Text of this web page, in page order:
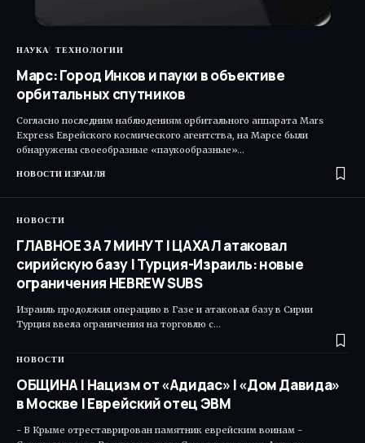
НАУКА ТЕХНОЛОГИИ
Марс: Город Инков и пауки в объективе
орбитальных спутников
Согласно последним наблюдениям орбитального аппарата Mars
Express Еврейского космического агентства, на Марсе были
обнаружены своеобразные «паукообразные»…
НОВОСТИ ИЗРАИЛЯ
НОВОСТИ
ГЛАВНОЕ ЗА 7 МИНУТ | ЦАХАЛ атаковал
сирийскую базу | Турция-Израиль: новые
ограничения HEBREW SUBS
Израиль продолжил операцию в Газе и атаковал базу в Сирии
Турция ввела ограничения на торговлю с…
НОВОСТИ
ОБЩИНА | Нацизм от «Адидас» | «Дом Давида»
в Москве | Еврейский отец ЭВМ
- В Крыме отреставрирован памятник еврейским воинам -